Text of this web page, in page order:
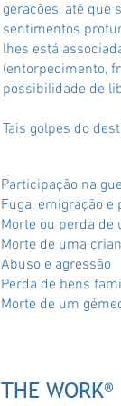
gerações, até que
sentimentos
lhes está
(entorpecimento,
possibilidade de
Tais golpes do
Participação na
Fuga, emigração e
Morte ou perda
Morte de uma
Abuso e agressão
Perda de bens
Morte de um
THE WORK®